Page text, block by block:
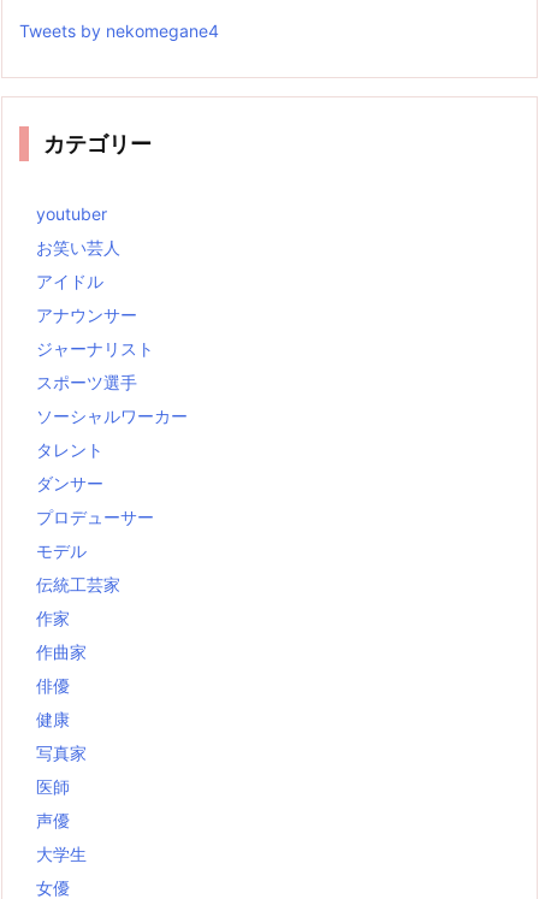
Tweets by nekomegane4
カテゴリー
youtuber
お笑い芸人
アイドル
アナウンサー
ジャーナリスト
スポーツ選手
ソーシャルワーカー
タレント
ダンサー
プロデューサー
モデル
伝統工芸家
作家
作曲家
俳優
健康
写真家
医師
声優
大学生
女優